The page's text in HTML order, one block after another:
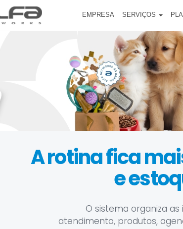
EMPRESA SERVIÇOS
A rotina fica
e
O sistema organiza
atendimento, produtos,